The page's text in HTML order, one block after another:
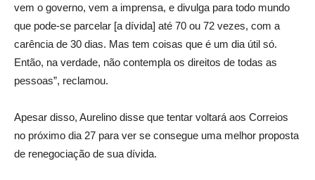
vem o governo, vem a imprensa, e divulga para todo mundo
que pode-se parcelar [a dívida] até 70 ou 72 vezes, com a
carência de 30 dias. Mas tem coisas que é um dia útil só.
Então, na verdade, não contempla os direitos de todas as
pessoas”, reclamou.
Apesar disso, Aurelino disse que tentar voltará aos Correios
no próximo dia 27 para ver se consegue uma melhor proposta
de renegociação de sua dívida.